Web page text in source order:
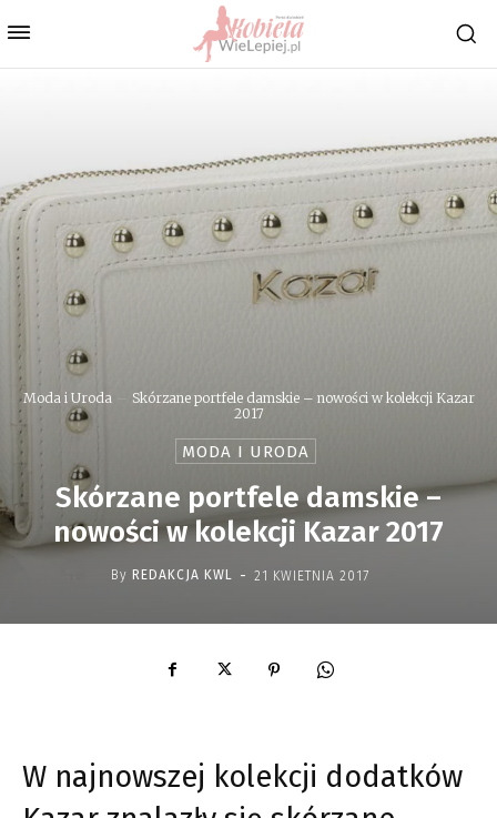
Moda i Uroda
Skórzane portfele damskie – nowości w kolekcji Kazar
2017
MODA I URODA
Skórzane portfele damskie –
nowości w kolekcji Kazar 2017
By REDAKCJA KWL - 21 KWIETNIA 2017
W najnowszej kolekcji dodatków